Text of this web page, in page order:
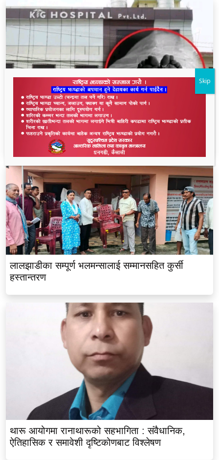
धनगढीको के जी अस्पतालमा मृत्यु प्रकरण: २२ लाखमा
केस रफादफा
लालझाडीका सम्पूर्ण भलमन्सालाई सम्मानसहित कुर्सी
हस्तान्तरण
थारू आयोगमा रानाथारूको सहभागिता : संवैधानिक,
ऐतिहासिक र समावेशी दृष्टिकोणबाट विश्लेषण
Skip